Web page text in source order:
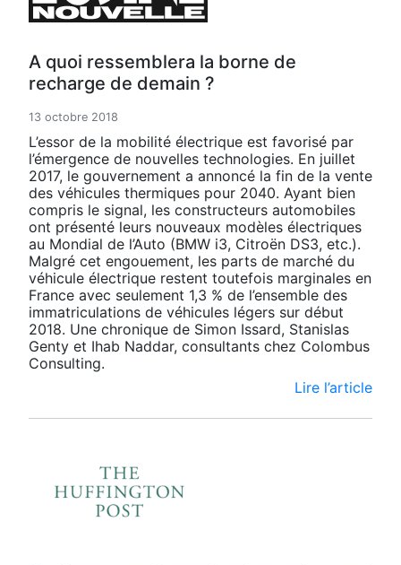
A quoi ressemblera la borne de
recharge de demain ?
13 octobre 2018
L’essor de la mobilité électrique est favorisé par
l’émergence de nouvelles technologies. En juillet
2017, le gouvernement a annoncé la fin de la vente
des véhicules thermiques pour 2040. Ayant bien
compris le signal, les constructeurs automobiles
ont présenté leurs nouveaux modèles électriques
au Mondial de l’Auto (BMW i3, Citroën DS3, etc.).
Malgré cet engouement, les parts de marché du
véhicule électrique restent toutefois marginales en
France avec seulement 1,3 % de l’ensemble des
immatriculations de véhicules légers sur début
2018. Une chronique de Simon Issard, Stanislas
Genty et Ihab Naddar, consultants chez Colombus
Consulting.
Lire l’article